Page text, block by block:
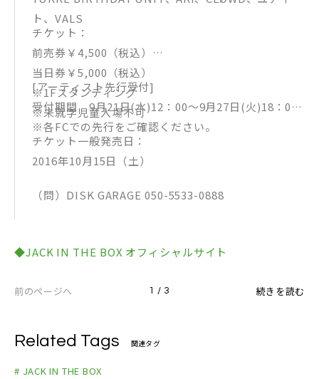
ト、VALS
チケット：
前売券￥4,500（税込）
当日券￥5,000（税込）
※1Fスタンディング
※未就学児童入場不可
[アーティスト先行受付]
受付期間 9月21日(水)12：00～9月27日(火)18：00
※各FCでの先行をご確認ください。
チケット一般発売日：
2016年10月15日（土）
（問）DISK GARAGE 050-5533-0888
◆JACK IN THE BOX オフィシャルサイト
前のページへ 1 / 3 続きを読む
Related Tags 関連タグ
# JACK IN THE BOX